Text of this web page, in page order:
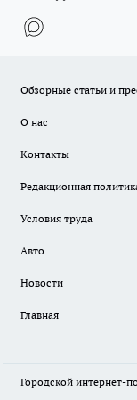
Обзорные статьи и
О нас
Контакты
Редакционная
Условия труда
Авто
Новости
Главная
Городской интернет-